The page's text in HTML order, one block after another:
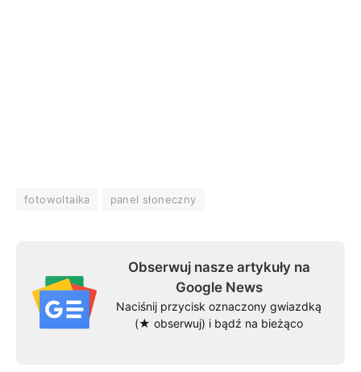
fotowoltaika panel słoneczny
Obserwuj nasze artykuły na
Google News
Naciśnij przycisk oznaczony gwiazdką
(★ obserwuj) i bądź na bieżąco